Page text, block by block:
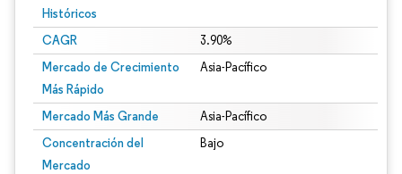
Históricos
CAGR 3.90%
Mercado de Crecimiento
Más Rápido
Asia-Pacífico
Mercado Más Grande Asia-Pacífico
Concentración del
Mercado
Bajo